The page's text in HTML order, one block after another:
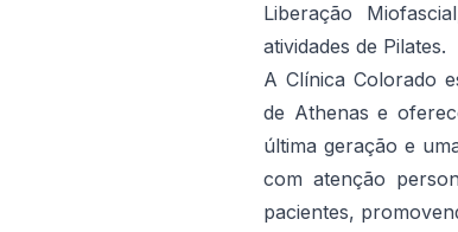
Liberação
atividades de Pilates.
A Clínica Colorado
de Athenas e
última geração e
com atenção
pacientes,